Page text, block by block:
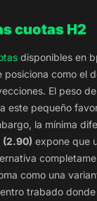
cuotas H2
disponibles en
posiciona como el
El peso
este pequeño
la mínima
(2.90) expone que
como una
trabado